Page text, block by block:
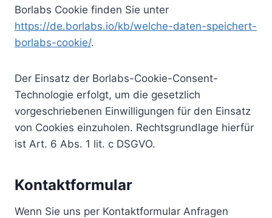
Borlabs Cookie finden Sie unter
https://de.borlabs.io/kb/welche-daten-speichert-
borlabs-cookie/.
Der Einsatz der Borlabs-Cookie-Consent-
Technologie erfolgt, um die gesetzlich
vorgeschriebenen Einwilligungen für den Einsatz
von Cookies einzuholen. Rechtsgrundlage hierfür
ist Art. 6 Abs. 1 lit. c DSGVO.
Kontaktformular
Wenn Sie uns per Kontaktformular Anfragen